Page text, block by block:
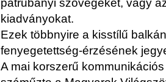
patrubányi szövegeket, vagy
kiadványokat.
Ezek többnyire a kisstílű
fenyegetettség-érzésének
A mai korszerű